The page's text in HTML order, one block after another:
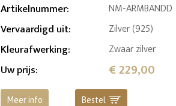
Artikelnummer: NM-ARMBANDD
Vervaardigd uit: Zilver (925)
Kleurafwerking: Zwaar zilver
Uw prijs: € 229,00
Meer info Bestel